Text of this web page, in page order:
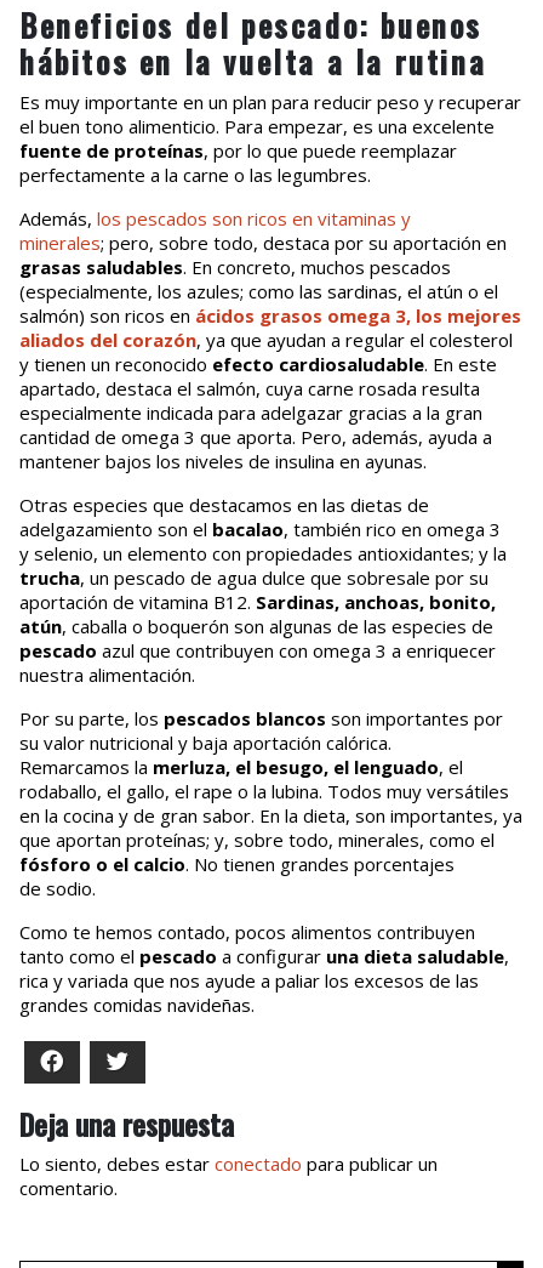
Beneficios del pescado: buenos
hábitos en la vuelta a la rutina
Es muy importante en un plan para reducir peso y recuperar
el buen tono alimenticio. Para empezar, es una excelente
fuente de proteínas, por lo que puede reemplazar
perfectamente a la carne o las legumbres.
Además, los pescados son ricos en vitaminas y
minerales; pero, sobre todo, destaca por su aportación en
grasas saludables. En concreto, muchos pescados
(especialmente, los azules; como las sardinas, el atún o el
salmón) son ricos en ácidos grasos omega 3, los mejores
aliados del corazón, ya que ayudan a regular el colesterol
y tienen un reconocido efecto cardiosaludable. En este
apartado, destaca el salmón, cuya carne rosada resulta
especialmente indicada para adelgazar gracias a la gran
cantidad de omega 3 que aporta. Pero, además, ayuda a
mantener bajos los niveles de insulina en ayunas.
Otras especies que destacamos en las dietas de
adelgazamiento son el bacalao, también rico en omega 3
y selenio, un elemento con propiedades antioxidantes; y la
trucha, un pescado de agua dulce que sobresale por su
aportación de vitamina B12. Sardinas, anchoas, bonito,
atún, caballa o boquerón son algunas de las especies de
pescado azul que contribuyen con omega 3 a enriquecer
nuestra alimentación.
Por su parte, los pescados blancos son importantes por
su valor nutricional y baja aportación calórica.
Remarcamos la merluza, el besugo, el lenguado, el
rodaballo, el gallo, el rape o la lubina. Todos muy versátiles
en la cocina y de gran sabor. En la dieta, son importantes, ya
que aportan proteínas; y, sobre todo, minerales, como el
fósforo o el calcio. No tienen grandes porcentajes
de sodio.
Como te hemos contado, pocos alimentos contribuyen
tanto como el pescado a configurar una dieta saludable,
rica y variada que nos ayude a paliar los excesos de las
grandes comidas navideñas.
Facebook
Deja una respuesta
Lo siento, debes estar conectado para publicar un
comentario.